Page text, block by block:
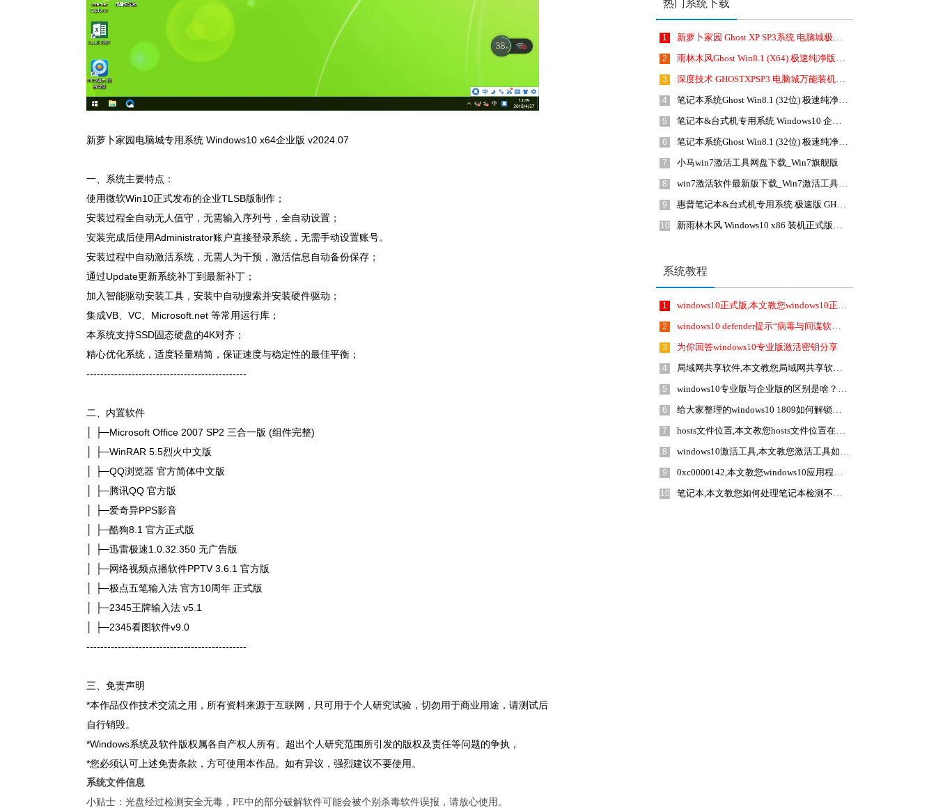
新萝卜家园电脑城专用系统 Windows10 x64企业版 v2024.07
一、系统主要特点：
使用微软Win10正式发布的企业TLSB版制作；
安装过程全自动无人值守，无需输入序列号，全自动设置；
安装完成后使用Administrator账户直接登录系统，无需手动设置账号。
安装过程中自动激活系统，无需人为干预，激活信息自动备份保存；
通过Update更新系统补丁到最新补丁；
加入智能驱动安装工具，安装中自动搜索并安装硬件驱动；
集成VB、VC、Microsoft.net 等常用运行库；
本系统支持SSD固态硬盘的4K对齐；
精心优化系统，适度轻量精简，保证速度与稳定性的最佳平衡；
----------------------------------------------
二、内置软件
│ ├─Microsoft Office 2007 SP2 三合一版 (组件完整)
│ ├─WinRAR 5.5烈火中文版
│ ├─QQ浏览器 官方简体中文版
│ ├─腾讯QQ 官方版
│ ├─爱奇异PPS影音
│ ├─酷狗8.1 官方正式版
│ ├─迅雷极速1.0.32.350 无广告版
│ ├─网络视频点播软件PPTV 3.6.1 官方版
│ ├─极点五笔输入法 官方10周年 正式版
│ ├─2345王牌输入法 v5.1
│ ├─2345看图软件v9.0
----------------------------------------------
三、免责声明
*本作品仅作技术交流之用，所有资料来源于互联网，只可用于个人研究试验，切勿用于商业用途，请测试后
自行销毁。
*Windows系统及软件版权属各自产权人所有。超出个人研究范围所引发的版权及责任等问题的争执，
*您必须认可上述免责条款，方可使用本作品。如有异议，强烈建议不要使用。
系统文件信息
小贴士：光盘经过检测安全无毒，PE中的部分破解软件可能会被个别杀毒软件误报，请放心使用。
热门系统下载
1 新萝卜家园 Ghost XP SP3系统 电脑城极速装机版 201810月 ISO镜像下载
2 雨林木风Ghost Win8.1 (X64) 极速纯净版2019年1月免激活) ISO镜像免费下载
3 深度技术 GHOSTXPSP3 电脑城万能装机版 2018年4月 最新版ISO镜像下载
4 笔记本系统Ghost Win8.1 (32位) 极速纯净版2019年4月(免激活) ISO镜像免费下载
5 笔记本&台式机专用系统 Windows10 企业版 2018年10月(32位) ISO镜像快速下载
6 笔记本系统Ghost Win8.1 (32位) 极速纯净版2018年10月(免激活) ISO镜像免费下载
7 小马win7激活工具网盘下载_Win7旗舰版
8 win7激活软件最新版下载_Win7激活工具(KMSAuto Net 2015)1.4.5英文绿色版
9 惠普笔记本&台式机专用系统 极速版 GHOSTXPSP3 2018年8月 海驱版下载
10 新雨林木风 Windows10 x86 装机正式版下载 2018年8月(32位)
系统教程
1 windows10正式版,本文教您windows10正式版如何安装
2 windows10 defender提示“病毒与间谍软件定义更新失败”如何办？
3 为你回答windows10专业版激活密钥分享
4 局域网共享软件,本文教您局域网共享软件哪一个好
5 windows10专业版与企业版的区别是啥？windows10专业版与企业版哪一个好？
6 给大家整理的windows10 1809如何解锁注册表编辑器的方法
7 hosts文件位置,本文教您hosts文件位置在啥地方
8 windows10激活工具,本文教您激活工具如何激活windows10
9 0xc0000142,本文教您windows10应用程序无法运行提示0xc0000142怎么处理
10 笔记本,本文教您如何处理笔记本检测不到电池